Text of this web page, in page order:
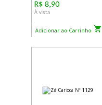
R$ 8,90
À vista
Adicionar ao Carrinho